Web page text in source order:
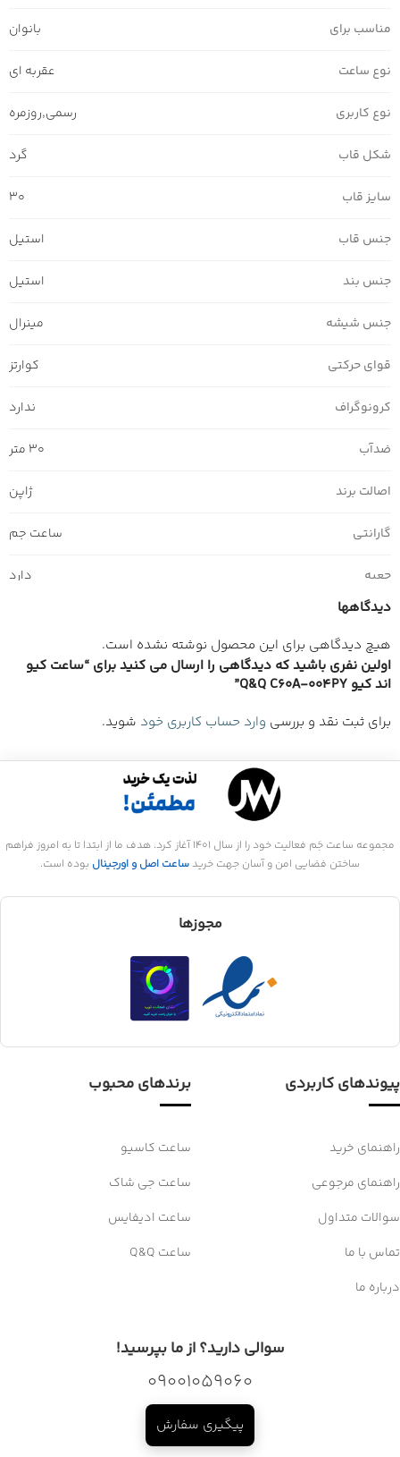
مناسب برای بانوان
نوع ساعت عقربه ای
نوع کاربری رسمی,روزمره
شکل قاب گرد
سایز قاب 30
جنس قاب استیل
جنس بند استیل
جنس شیشه مینرال
قوای حرکتی کوارتز
کرونوگراف ندارد
ضدآب 30 متر
اصالت برند ژاپن
گارانتی ساعت جم
جعبه دارد
دیدگاهها
هیچ دیدگاهی برای این محصول نوشته نشده است.
اولین نفری باشید که دیدگاهی را ارسال می کنید برای “ساعت کیو
اند کیو Q&Q C60A-004PY”
برای ثبت نقد و بررسی وارد حساب کاربری خود شوید.
مجموعه ساعت جَم فعالیت خود را از سال 1401 آغاز کرد. هدف ما از ابتدا تا به امروز فراهم
ساختن فضایی امن و آسان جهت خرید ساعت اصل و اورجینال بوده است.
مجوزها
پیوندهای کاربردی
راهنمای خرید
راهنمای مرجوعی
سوالات متداول
تماس با ما
درباره ما
برندهای محبوب
ساعت کاسیو
ساعت جی شاک
ساعت ادیفایس
ساعت Q&Q
سوالی دارید؟ از ما بپرسید!
09001059060
پیگیری سفارش